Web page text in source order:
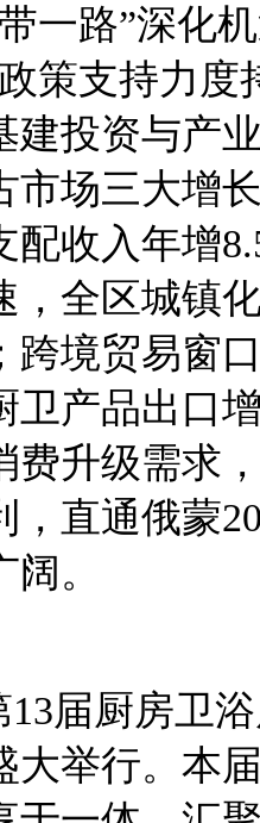
一路”深化
策支持力
建投资与产
市场三大增
配收入年增
，全区城镇
跨境贸易窗
卫产品出口
费升级需求
，直通俄蒙
。
13届厨房卫
大举行。本